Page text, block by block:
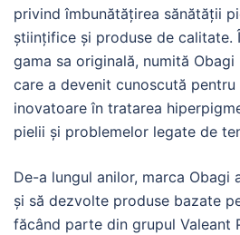
privind îmbunătățirea sănătății
științifice și produse de calitate.
gama sa originală, numită
care a devenit cunoscută pentru
inovatoare în tratarea
pielii și problemelor legate de
De-a lungul anilor, marca Obagi
și să dezvolte produse bazate
făcând parte din grupul Valeant